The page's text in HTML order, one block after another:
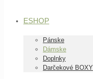
ESHOP
Pánske
Dámske
Doplnky
Darčekové BOXY